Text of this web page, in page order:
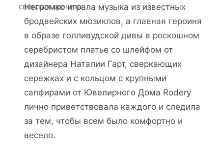
светская хроника
Негромко играла музыка из известных
бродвейских мюзиклов, а главная героиня
в образе голливудской дивы в роскошном
серебристом платье со шлейфом от
дизайнера Наталии Гарт, сверкающих
сережках и с кольцом с крупными
сапфирами от Ювелирного Дома Rodery
лично приветствовала каждого и следила
за тем, чтобы всем было комфортно и
весело.